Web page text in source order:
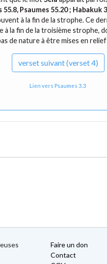
55.8, Psaumes 55.20; Habakuk
à la fin de la strophe. Ce
à la fin de la troisième strophe,
de nature à être mises en
versetsuivant (verset 4)
Lien vers Psaumes 3.3
Faire un don
Contact